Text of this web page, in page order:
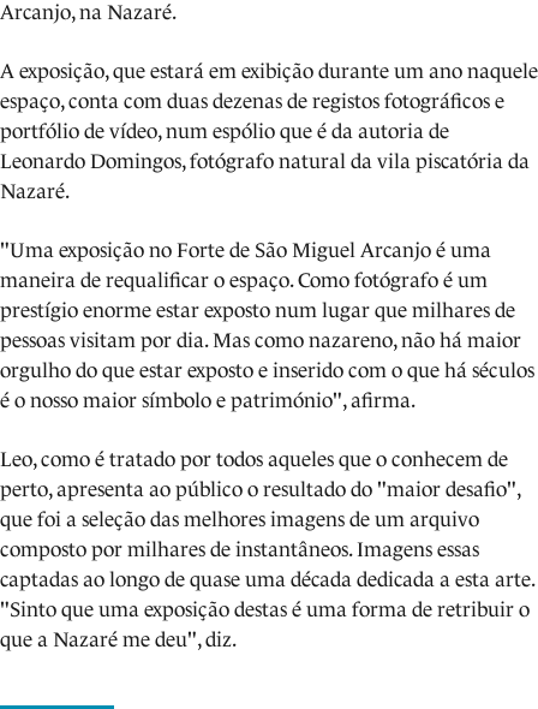
Arcanjo, na Nazaré.
A exposição, que estará em exibição durante um ano naquele
espaço, conta com duas dezenas de registos fotográficos e
portfólio de vídeo, num espólio que é da autoria de
Leonardo Domingos, fotógrafo natural da vila piscatória da
Nazaré.
"Uma exposição no Forte de São Miguel Arcanjo é uma
maneira de requalificar o espaço. Como fotógrafo é um
prestígio enorme estar exposto num lugar que milhares de
pessoas visitam por dia. Mas como nazareno, não há maior
orgulho do que estar exposto e inserido com o que há séculos
é o nosso maior símbolo e património", afirma.
Leo, como é tratado por todos aqueles que o conhecem de
perto, apresenta ao público o resultado do "maior desafio",
que foi a seleção das melhores imagens de um arquivo
composto por milhares de instantâneos. Imagens essas
captadas ao longo de quase uma década dedicada a esta arte.
"Sinto que uma exposição destas é uma forma de retribuir o
que a Nazaré me deu", diz.